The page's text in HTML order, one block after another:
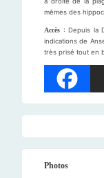
mêmes des
Accès : Depuis la
indications de
très prisé tout en
Photos